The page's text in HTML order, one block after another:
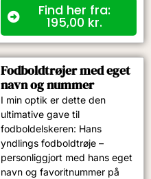
Find her fra:
195,00 kr.
Fodboldtrøjer med eget
navn og nummer​
I min optik er dette den
ultimative gave til
fodboldelskeren: Hans
yndlings fodboldtrøje –
personliggjort med hans eget
navn og favoritnummer på